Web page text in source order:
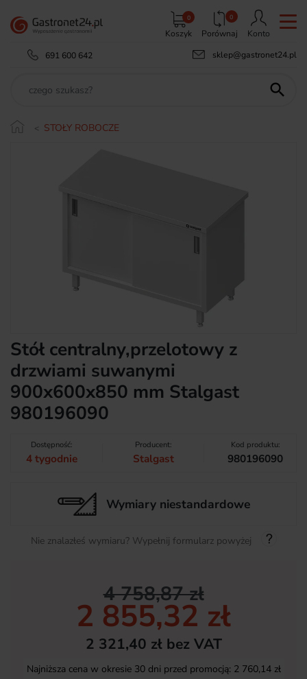
Koszyk
0 0
Porównaj
Konto
691 600 642
sklep@gastronet24.pl

STOŁY ROBOCZE
Stół centralny,przelotowy z
drzwiami suwanymi
900x600x850 mm Stalgast
980196090
Dostępność:
4 tygodnie
Producent:
Stalgast
Kod produktu:
980196090
Wymiary niestandardowe
Nie znalazłeś wymiaru? Wypełnij formularz powyżej
4 758,87 zł
2 855,32 zł
2 321,40 zł bez VAT
Najniższa cena w okresie 30 dni przed promocją: 2 760,14 zł